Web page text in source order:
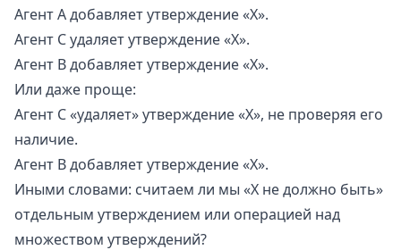
Агент A добавляет утверждение «X».
Агент С удаляет утверждение «X».
Агент B добавляет утверждение «X».
Или даже проще:
Агент C «удаляет» утверждение «X», не проверяя его
наличие.
Агент B добавляет утверждение «X».
Иными словами: считаем ли мы «X не должно быть»
отдельным утверждением или операцией над
множеством утверждений?